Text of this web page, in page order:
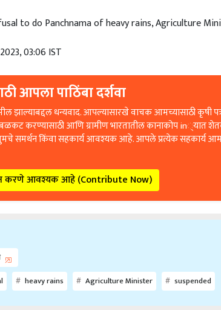
to do Panchnama of heavy rains, Agriculture
03:06 IST
आपला पाठिंबा दर्शवा
झाल्याबद्दल धन्यवाद. आपल्यासारखे वाचक आमच्यासाठी कृषी
करण्यासाठी आणि ग्रामीण भारतातील कानाकोप in्यात
समर्थन किंवा सहकार्य आवश्यक आहे. आपले प्रत्येक सहकार्य
करणे आवश्यक आहे (Contribute Now)
heavy rains Agriculture Minister suspended